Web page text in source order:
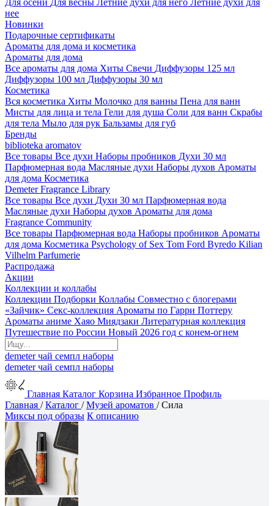
Для осени Для весны Летние духи для него Летние духи для
нее
Новинки
Подарочные сертификаты
Ароматы для дома и косметика
Ароматы для дома
Все ароматы для дома Хиты Свечи Диффузоры 125 мл
Диффузоры 100 мл Диффузоры 30 мл
Косметика
Вся косметика Хиты Молочко для ванны Пена для ванн
Мисты для лица и тела Гели для душа Соли для ванн Скрабы
для тела Мыло для рук Бальзамы для губ
Бренды
biblioteka aromatov
Все товары Все духи Наборы пробников Духи 30 мл
Парфюмерная вода Масляные духи Наборы духов Ароматы
для дома Косметика
Demeter Fragrance Library
Все товары Все духи Духи 30 мл Парфюмерная вода
Масляные духи Наборы духов Ароматы для дома
Fragrance Community
Все товары Парфюмерная вода Наборы пробников Ароматы
для дома Косметика Psychology of Sex Tom Ford Byredo Kilian
Vilhelm Parfumerie
Распродажа
Акции
Коллекции и коллабы
Коллекции Подборки Коллабы Совместно с блогерами
«Зайчик» Секс-коллекция Ароматы по Гарри Поттеру
Ароматы аниме Хаяо Миядзаки Литературная коллекция
Путешествие по России Новый 2026 год с конем-огнем
demeterчай семпл наборы
demeterчай семпл наборы
Главная Каталог Корзина Избранное Профиль
Главная /Каталог /Музей ароматов /Сила
Миксы под образы К описанию